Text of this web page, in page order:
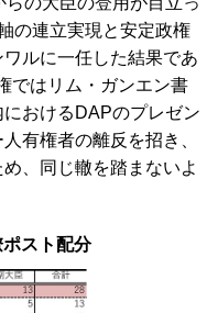
の連立実現と安定政権
ルに一任した結果であ
ではリム・ガンエン書
おける DAPのプレゼン
有権者の離反を招き、
、同じ轍を踏まないよ
スト配分